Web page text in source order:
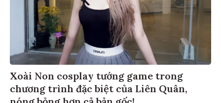
Xoài Non cosplay tướng game trong
chương trình đặc biệt của Liên Quân,